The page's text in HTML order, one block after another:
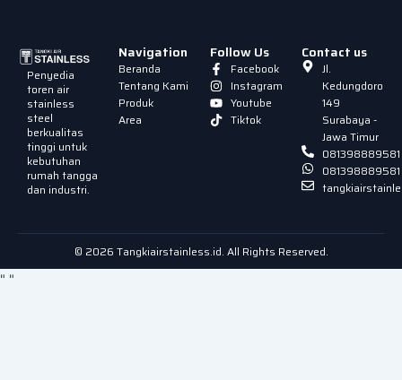
Penyedia
toren air
stainless
steel
berkualitas
tinggi untuk
kebutuhan
rumah tangga
dan industri.
Navigation
Beranda
Tentang Kami
Produk
Area
Follow Us
Facebook
Instagram
Youtube
Tiktok
Contact us
Jl.
Kedungdoro
149
Surabaya -
Jawa Timur
081398889581
081398889581
© 2026 Tangkiairstainless.id. All Rights Reserved.
" "